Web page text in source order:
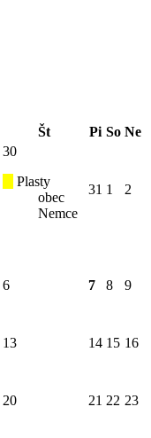
Št Pi So Ne
30
Plasty
obec
Nemce
31 1 2
6 7 8 9
13 14 15 16
20 21 22 23